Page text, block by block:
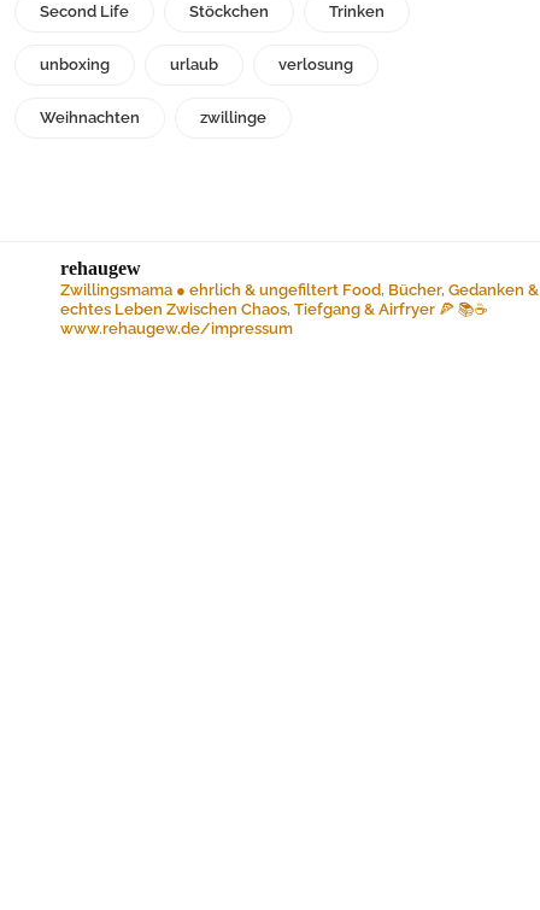
Second Life Stöckchen Trinken
unboxing urlaub verlosung
Weihnachten zwillinge
rehaugew
Zwillingsmama ● ehrlich & ungefiltert Food, Bücher, Gedanken &
echtes Leben Zwischen Chaos, Tiefgang & Airfryer 🍕 📚☕️
www.rehaugew.de/impressum